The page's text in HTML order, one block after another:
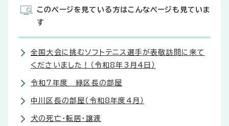
このページを見ている方はこんなページも見ていま
す
全国大会に挑むソフトテニス選手が表敬訪問に来て
くださいました！（令和8年3月4日）
令和7年度 緑区長の部屋
中川区長の部屋（令和8年度4月）
犬の死亡・転居・譲渡